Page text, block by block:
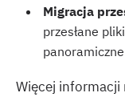
Migracja
przesłane
Więcej